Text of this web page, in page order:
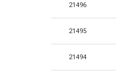
21496
21495
21494